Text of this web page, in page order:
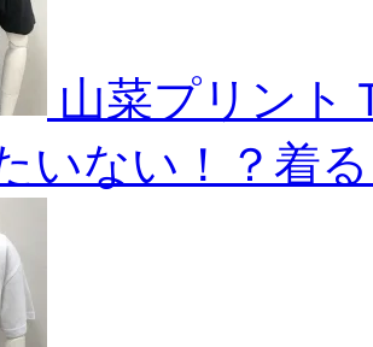
山菜プリント
いない！？着